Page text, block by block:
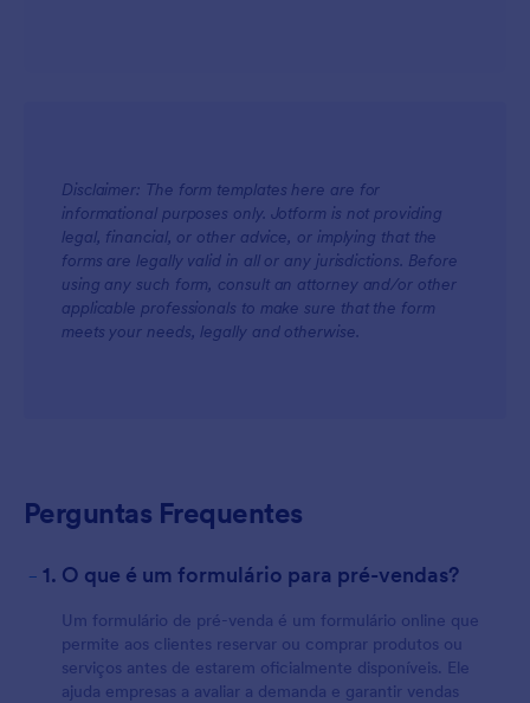
Disclaimer: The form templates here are for
informational purposes only. Jotform is not providing
legal, financial, or other advice, or implying that the
forms are legally valid in all or any jurisdictions. Before
using any such form, consult an attorney and/or other
applicable professionals to make sure that the form
meets your needs, legally and otherwise.
Perguntas Frequentes
- 1. O que é um formulário para pré-vendas?
Um formulário de pré-venda é um formulário online que
permite aos clientes reservar ou comprar produtos ou
serviços antes de estarem oficialmente disponíveis. Ele
ajuda empresas a avaliar a demanda e garantir vendas